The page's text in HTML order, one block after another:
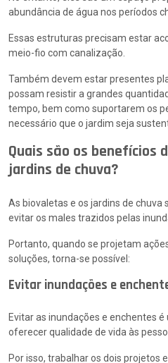
abundância de água nos períodos
Essas estruturas precisam estar
meio-fio com canalização.
Também devem estar presentes
possam resistir a grandes
tempo, bem como suportarem os
necessário que o jardim seja
Quais são os benefícios
jardins de chuva?
As biovaletas e os jardins de
evitar os males trazidos pelas
Portanto, quando se projetam
soluções, torna-se possível:
Evitar inundações e
Evitar as inundações e enchentes
oferecer qualidade de vida às
Por isso, trabalhar os dois projetos